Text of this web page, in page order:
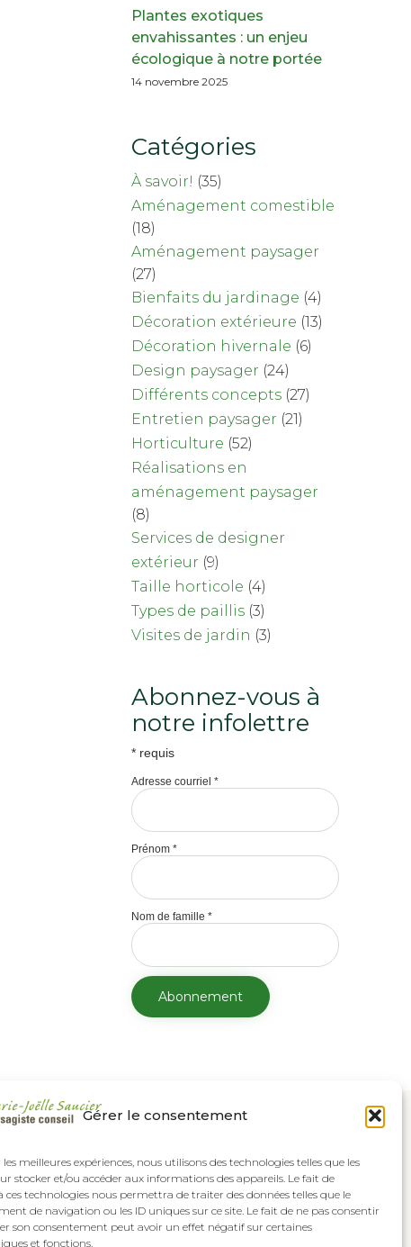
Gérer le consentement
meilleures expériences, nous utilisons des technologies telles que les
stocker et/ou accéder aux informations des appareils. Le fait de
ces technologies nous permettra de traiter des données telles que le
de navigation ou les ID uniques sur ce site. Le fait de ne pas consentir
son consentement peut avoir un effet négatif sur certaines
et fonctions.
Plantes exotiques
envahissantes : un enjeu
écologique à notre portée
14 novembre 2025
Catégories
À savoir! (35)
Aménagement comestible
(18)
Aménagement paysager
(27)
Bienfaits du jardinage (4)
Décoration extérieure (13)
Décoration hivernale (6)
Design paysager (24)
Différents concepts (27)
Entretien paysager (21)
Horticulture (52)
Réalisations en
aménagement paysager
(8)
Services de designer
extérieur (9)
Taille horticole (4)
Types de paillis (3)
Visites de jardin (3)
Abonnez-vous à
notre infolettre
* requis
Adresse courriel*
Prénom*
Nom de famille*